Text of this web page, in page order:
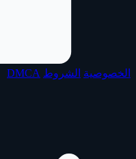
الخصوصية الشروط DMCA